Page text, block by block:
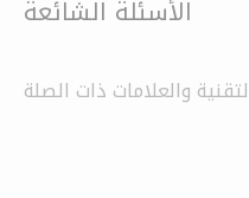
الأسئلة الشائعة
والعلامات ذات الصلة